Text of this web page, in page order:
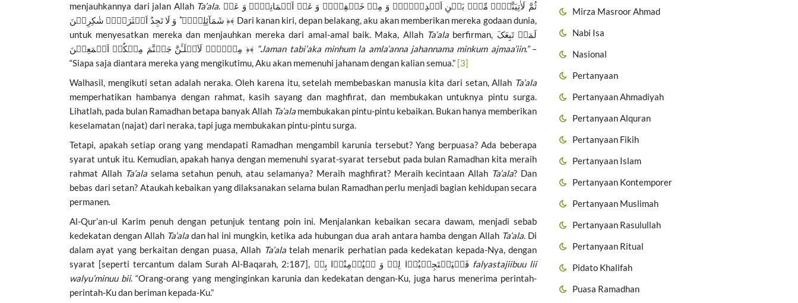
Mirza Masroor Ahmad
Nabi Isa
Nasional
Pertanyaan
Pertanyaan Ahmadiyah
Pertanyaan Alquran
Pertanyaan Fikih
Pertanyaan Islam
Pertanyaan Kontemporer
Pertanyaan Muslimah
Pertanyaan Rasulullah
Pertanyaan Ritual
Pidato Khalifah
Puasa Ramadhan
menjauhkannya dari jalan Allah Ta’ala. ثُمَّ لَاٰتِیَنَّہُمۡ مِّنۡۢ بَیۡنِ اَیۡدِیۡہِمۡ وَ مِنۡ خَلۡفِہِمۡ وَ عَنۡ اَیۡمَانِہِمۡ وَ عَنۡ
شَمَآئِلِہِمۡ ؕ وَ لَا تَجِدُ اَکۡثَرَہُمۡ شٰکِرِیۡنَ ﴿﴾ Dari kanan kiri, depan belakang, aku akan memberikan mereka godaan dunia,
untuk menyesatkan mereka dan menjauhkan mereka dari amal-amal baik. Maka, Allah Ta’alaberfirman, لَمَنۡ تَبِعَکَ
مِنۡہُمۡ لَاَمۡلَـَٔنَّ جَہَنَّمَ مِنۡکُمۡ اَجۡمَعِیۡنَ ﴿﴾ “..laman tabi’aka minhum la amla’anna jahannama minkum ajmaa’iin.”–
“Siapa saja diantara mereka yang mengikutimu, Aku akan memenuhi jahanam dengan kalian semua.” [3]
Walhasil, mengikuti setan adalah neraka. Oleh karena itu, setelah membebaskan manusia kita dari setan, Allah Ta’ala
memperhatikan hambanya dengan rahmat, kasih sayang dan maghfirat, dan membukakan untuknya pintu surga.
Lihatlah, pada bulan Ramadhan betapa banyak Allah Ta’ala membukakan pintu-pintu kebaikan. Bukan hanya memberikan
keselamatan (najat) dari neraka, tapi juga membukakan pintu-pintu surga.
Tetapi, apakah setiap orang yang mendapati Ramadhan mengambil karunia tersebut? Yang berpuasa? Ada beberapa
syarat untuk itu. Kemudian, apakah hanya dengan memenuhi syarat-syarat tersebut pada bulan Ramadhan kita meraih
rahmat Allah Ta’alaselama setahun penuh, atau selamanya? Meraih maghfirat? Meraih kecintaan Allah Ta’ala? Dan
bebas dari setan? Ataukah kebaikan yang dilaksanakan selama bulan Ramadhan perlu menjadi bagian kehidupan secara
permanen.
Al-Qur’an-ul Karim penuh dengan petunjuk tentang poin ini. Menjalankan kebaikan secara dawam, menjadi sebab
kedekatan dengan Allah Ta’ala dan hal ini mungkin, ketika ada hubungan dua arah antara hamba dengan Allah Ta’ala. Di
dalam ayat yang berkaitan dengan puasa, Allah Ta’alatelah menarik perhatian pada kedekatan kepada-Nya, dengan
falyastajiibuu lii
walyu’minuu bii. “Orang-orang yang menginginkan karunia dan kedekatan dengan-Ku, juga harus menerima perintah-
perintah-Ku dan beriman kepada-Ku.”